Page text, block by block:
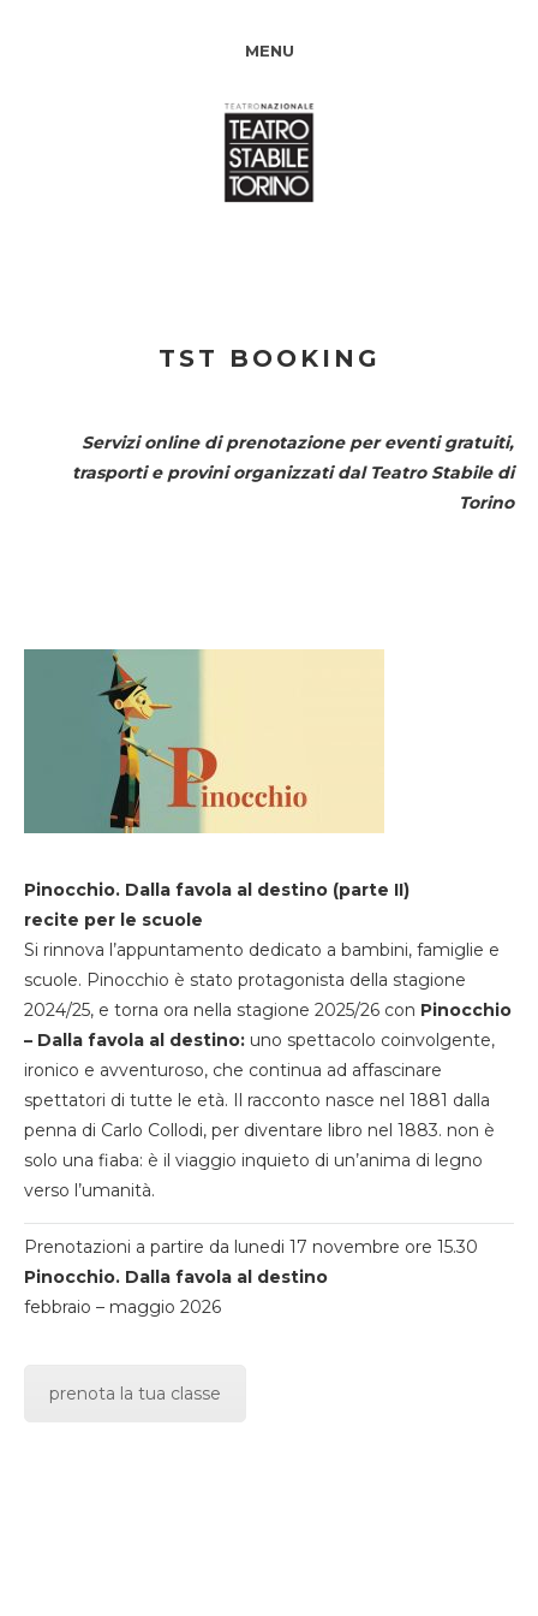
MENU
TST BOOKING
Servizi online di prenotazione per eventi gratuiti,
trasporti e provini organizzati dal Teatro Stabile di
Torino
Pinocchio. Dalla favola al destino (parte II)
recite per le scuole
Si rinnova l’appuntamento dedicato a bambini, famiglie e
scuole. Pinocchio è stato protagonista della stagione
2024/25, e torna ora nella stagione 2025/26 con Pinocchio
– Dalla favola al destino: uno spettacolo coinvolgente,
ironico e avventuroso, che continua ad affascinare
spettatori di tutte le età. Il racconto nasce nel 1881 dalla
penna di Carlo Collodi, per diventare libro nel 1883. non è
solo una fiaba: è il viaggio inquieto di un’anima di legno
verso l’umanità.
Prenotazioni a partire da lunedi 17 novembre ore 15.30
Pinocchio. Dalla favola al destino
febbraio – maggio 2026
prenota la tua classe